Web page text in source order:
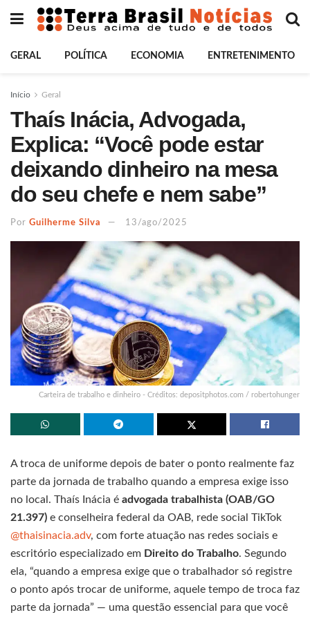
GERAL POLÍTICA ECONOMIA ENTRETENIMENTO
Início Geral
Thaís Inácia, Advogada,
Explica: “Você pode estar
deixando dinheiro na mesa
do seu chefe e nem sabe”
Por Guilherme Silva 13/ago/2025
Carteira de trabalho e dinheiro - Créditos: depositphotos.com / robertohunger
A troca de uniforme depois de bater o ponto realmente faz
parte da jornada de trabalho quando a empresa exige isso
no local. Thaís Inácia é advogada trabalhista (OAB/GO
21.397) e conselheira federal da OAB, rede social TikTok
@thaisinacia.adv, com forte atuação nas redes sociais e
escritório especializado em Direito do Trabalho. Segundo
ela, “quando a empresa exige que o trabalhador só registre
o ponto após trocar de uniforme, aquele tempo de troca faz
parte da jornada” — uma questão essencial para que você